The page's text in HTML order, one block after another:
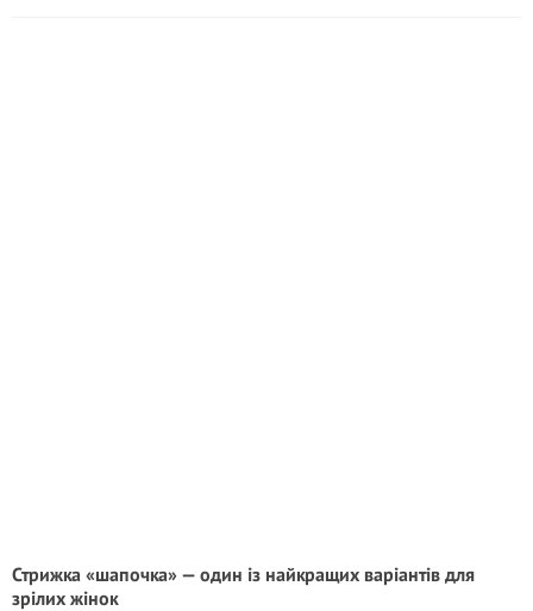
Стрижка «шапочка» — один із найкращих варіантів для
зрілих жінок